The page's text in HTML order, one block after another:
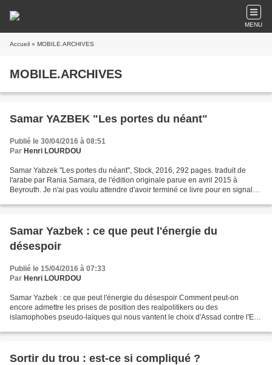
MENU
Accueil » MOBILE.ARCHIVES
MOBILE.ARCHIVES
Samar YAZBEK "Les portes du néant"
Publié le 30/04/2016 à 08:51
Par Henri LOURDOU
Samar Yabzek "Les portes du néant", Stock, 2016, 292 pages. traduit de
l'arabe par Rania Samara, de l'édition originale parue en avril 2015 à
Beyrouth. Je n'ai pas voulu attendre d'avoir terminé ce livre pour en signaler
Samar Yazbek : ce que peut l'énergie du
désespoir
Publié le 15/04/2016 à 07:33
Par Henri LOURDOU
Samar Yazbek : ce que peut l'énergie du désespoir Comment peut-on
encore admettre les prises de position des realpolitikers ou des
islamophobes pseudo-laïques qui nous vantent le choix d'Assad contre l'EI,
Sortir du trou : est-ce si compliqué ?